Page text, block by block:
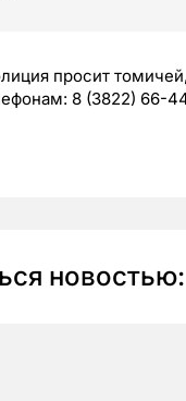
просит
8 (3822) 66-
новостью: